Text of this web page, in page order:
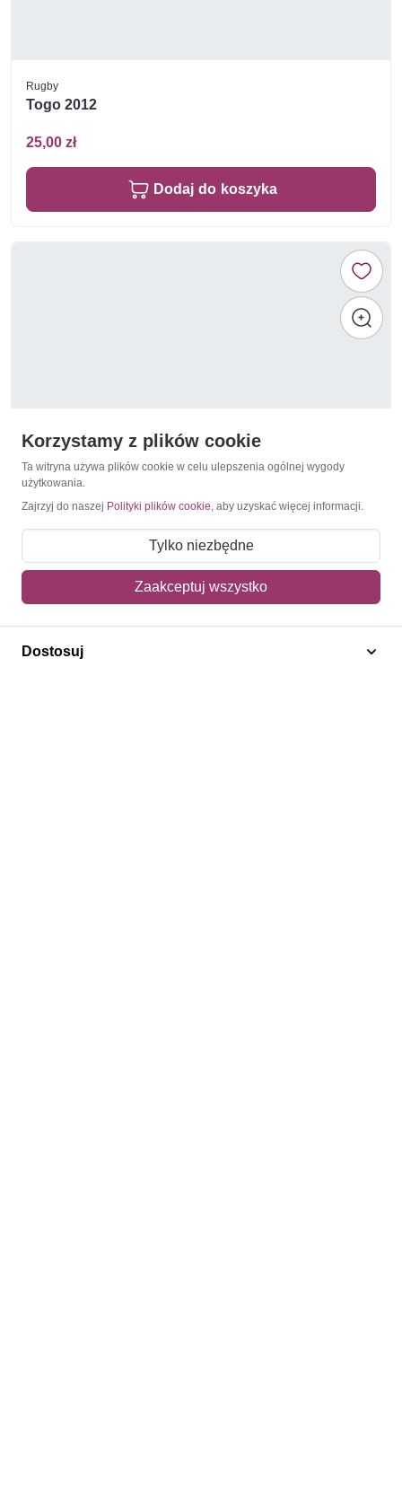
Rugby
Togo 2012
25,00 zł
Dodaj do koszyka
Republika Środkowoafrykańska 2018
12,00 zł
Dodaj do koszyka
Korzystamy z plików cookie
Ta witryna używa plików cookie w celu ulepszenia ogólnej wygody
użytkowania.
Zajrzyj do naszej Polityki plików cookie, aby uzyskać więcej informacji.
Tylko niezbędne
Zaakceptuj wszystko
Dostosuj